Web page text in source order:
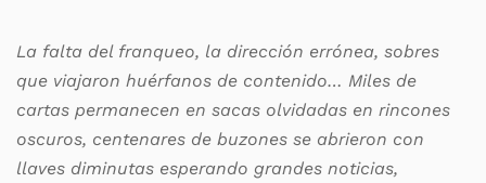
La falta del franqueo, la dirección errónea, sobres
que viajaron huérfanos de contenido… Miles de
cartas permanecen en sacas olvidadas en rincones
oscuros, centenares de buzones se abrieron con
llaves diminutas esperando grandes noticias,